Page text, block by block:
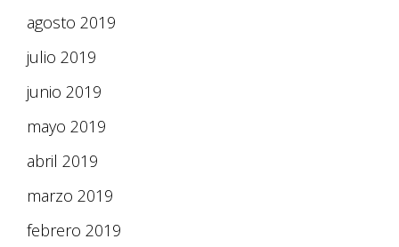
agosto 2019
julio 2019
junio 2019
mayo 2019
abril 2019
marzo 2019
febrero 2019